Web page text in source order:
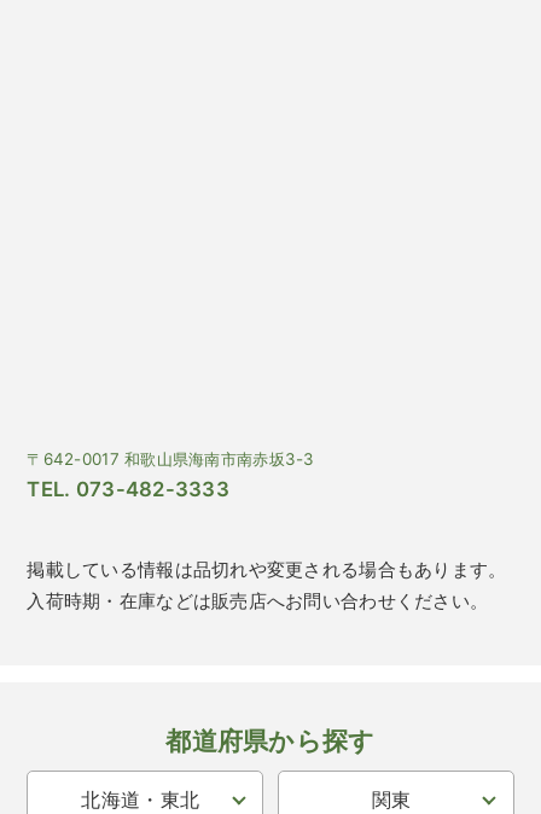
〒642-0017 和歌山県海南市南赤坂3-3
TEL. 073-482-3333
掲載している情報は品切れや変更される場合もあります。
入荷時期・在庫などは販売店へお問い合わせください。
都道府県から探す
北海道・東北 関東